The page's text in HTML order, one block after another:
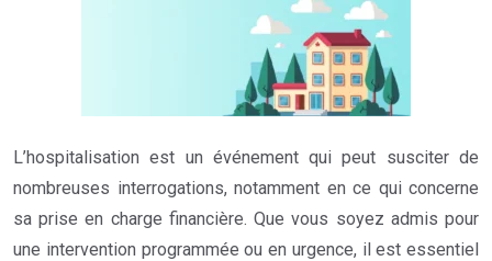
L’hospitalisation est un événement qui peut susciter de
nombreuses interrogations, notamment en ce qui concerne
sa prise en charge financière. Que vous soyez admis pour
une intervention programmée ou en urgence, il est essentiel